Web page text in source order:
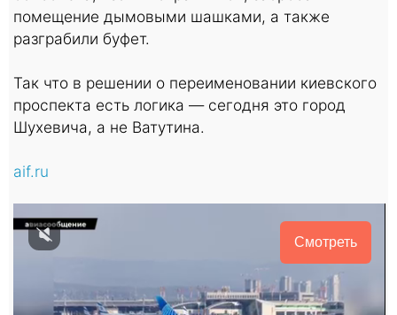
помещение дымовыми шашками, а также
разграбили буфет.
Так что в решении о переименовании киевского
проспекта есть логика — сегодня это город
Шухевича, а не Ватутина.
aif.ru
Смотреть